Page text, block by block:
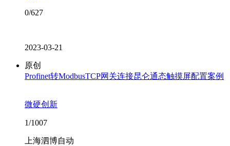
0/627
2023-03-21
原创
Profinet转ModbusTCP网关连接昆仑通态触摸屏配置案例
微硬创新
1/1007
上海泗博自动